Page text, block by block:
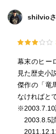
shilvio
幕末のヒー
見た歴史小説
傑作の「竜
なければと
※2003.7.10
2003.8.5